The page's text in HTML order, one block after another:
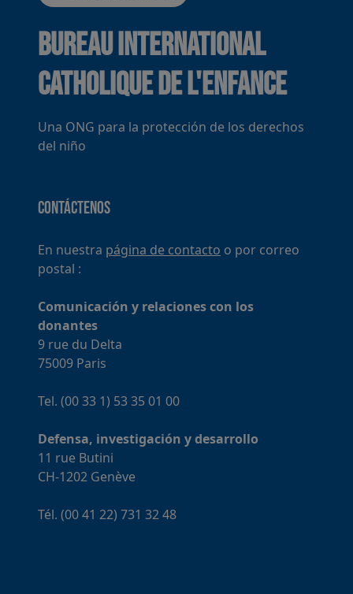
Bureau International
Catholique de l'Enfance
Una ONG para la protección de los derechos
del niño
Contáctenos
En nuestra página de contacto o por correo
postal :
Comunicación y relaciones con los
donantes
9 rue du Delta
75009 Paris
Tel. (00 33 1) 53 35 01 00
Defensa, investigación y desarrollo
11 rue Butini
CH-1202 Genève
Tél. (00 41 22) 731 32 48